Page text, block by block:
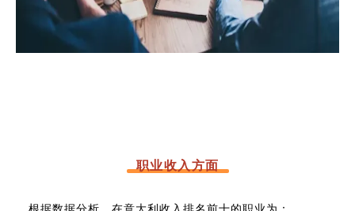
职业收入方面